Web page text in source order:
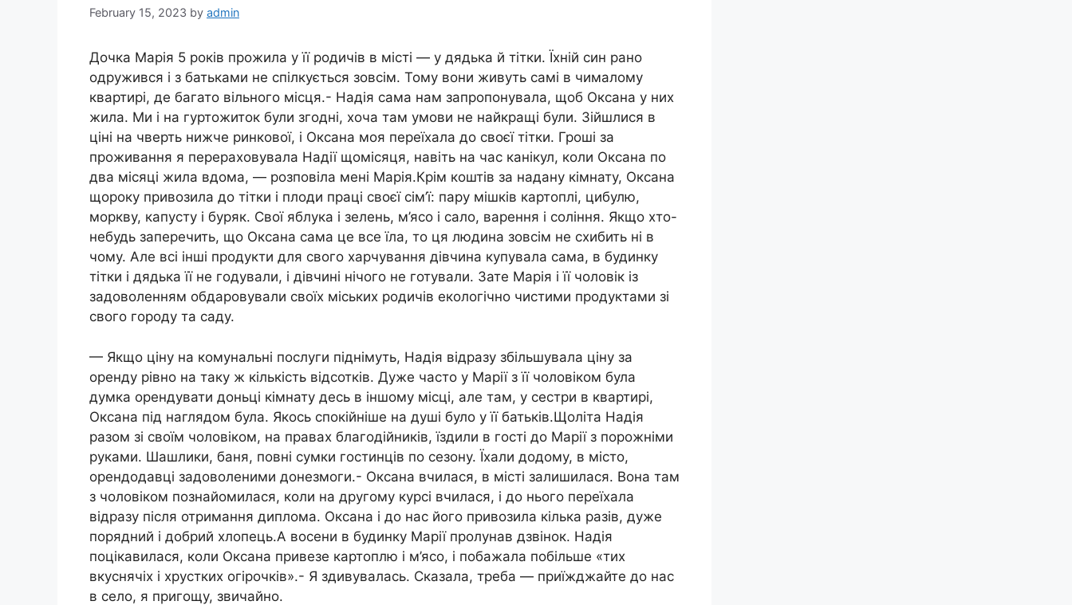
February 15, 2023 by admin
Дочка Марія 5 років прожила у її родичів в місті — у дядька й тітки. Їхній син рано
одружився і з батьками не спілкується зовсім. Тому вони живуть самі в чималому
квартирі, де багато вільного місця.- Надія сама нам запропонувала, щоб Оксана у них
жила. Ми і на гуртожиток були згодні, хоча там умови не найкращі були. Зійшлися в
ціні на чверть нижче ринкової, і Оксана моя переїхала до своєї тітки. Гроші за
проживання я перераховувала Надії щомісяця, навіть на час канікул, коли Оксана по
два місяці жила вдома, — розповіла мені Марія.Крім коштів за надану кімнату, Оксана
щороку привозила до тітки і плоди праці своєї сім’ї: пару мішків картоплі, цибулю,
моркву, капусту і буряк. Свої яблука і зелень, м’ясо і сало, варення і соління. Якщо хто-
небудь заперечить, що Оксана сама це все їла, то ця людина зовсім не схибить ні в
чому. Але всі інші продукти для свого харчування дівчина купувала сама, в будинку
тітки і дядька її не годували, і дівчині нічого не готували. Зате Марія і її чоловік із
задоволенням обдаровували своїх міських родичів екологічно чистими продуктами зі
свого городу та саду.
— Якщо ціну на комунальні послуги піднімуть, Надія відразу збільшувала ціну за
оренду рівно на таку ж кількість відсотків. Дуже часто у Марії з її чоловіком була
думка орендувати доньці кімнату десь в іншому місці, але там, у сестри в квартирі,
Оксана під наглядом була. Якось спокійніше на душі було у її батьків.Щоліта Надія
разом зі своїм чоловіком, на правах благодійників, їздили в гості до Марії з порожніми
руками. Шашлики, баня, повні сумки гостинців по сезону. Їхали додому, в місто,
орендодавці задоволеними донезмоги.- Оксана вчилася, в місті залишилася. Вона там
з чоловіком познайомилася, коли на другому курсі вчилася, і до нього переїхала
відразу після отримання диплома. Оксана і до нас його привозила кілька разів, дуже
порядний і добрий хлопець.А восени в будинку Марії пролунав дзвінок. Надія
поцікавилася, коли Оксана привезе картоплю і м’ясо, і побажала побільше «тих
вкуснячіх і хрустких огірочків».- Я здивувалась. Сказала, треба — приїжджайте до нас
в село, я пригощу, звичайно.